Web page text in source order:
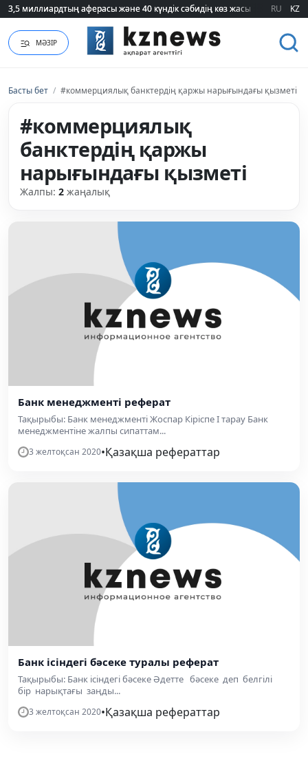
3,5 миллиардтың аферасы және 40 күндік сәбидің көз жасы:
3,5 миллиардтың аферасы және 40 күндік сәбидің көз жасы: RU KZ
МӘЗІР
Басты бет / #коммерциялық банктердің қаржы нарығындағы қызметі
#коммерциялық
банктердің қаржы
нарығындағы қызметі
Жалпы: 2 жаңалық
Банк менеджменті реферат
Тақырыбы: Банк менеджменті Жоспар Кіріспе I тарау Банк
менеджментіне жалпы сипаттам...
3 желтоқсан 2020•Қазақша рефераттар
Банк ісіндегі бәсеке туралы реферат
Тақырыбы: Банк ісіндегі бәсеке Әдетте бәсеке деп белгілі
бір нарықтағы заңды...
3 желтоқсан 2020•Қазақша рефераттар